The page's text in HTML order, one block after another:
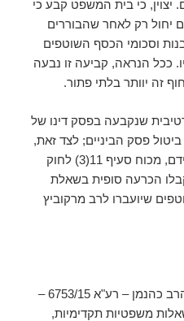
כי בית המשפט קבע כי
יחול רק לאחר שהבוררים
וסכומי הכסף השוטפים
ככל הנראה, קביעה זו נבעה
זה יוותר בלתי פתור.
שנקבעה בפסק דינו של
פסק הביניים; לצד זאת,
נקבע כי הבוררים יועברו מתפקידם, מכוח סעיף 11(3) לחוק
הכרעה סופית בשאלת
שיועברו לרב מרקוביץ
בבקשת רשות הערעור שהגיש הרב כהנמן – רע"א 6753/15 –
משפטיות תקדימיות,